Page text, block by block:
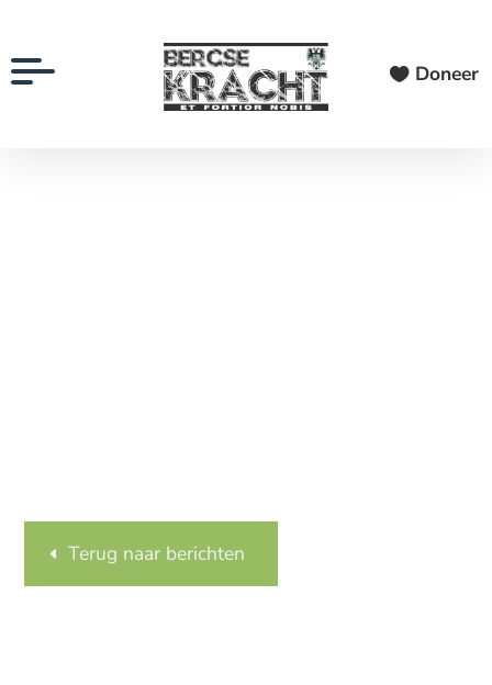
Doneer
Terug naar berichten